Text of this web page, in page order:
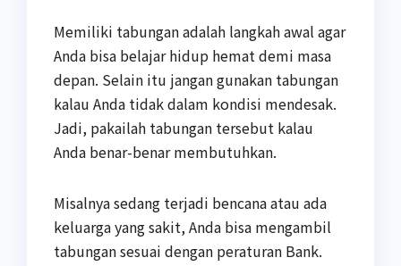
Memiliki tabungan adalah langkah awal agar
Anda bisa belajar hidup hemat demi masa
depan. Selain itu jangan gunakan tabungan
kalau Anda tidak dalam kondisi mendesak.
Jadi, pakailah tabungan tersebut kalau
Anda benar-benar membutuhkan.
Misalnya sedang terjadi bencana atau ada
keluarga yang sakit, Anda bisa mengambil
tabungan sesuai dengan peraturan Bank.